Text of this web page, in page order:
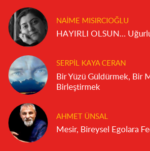
NAIME MISIRCIOĞLU
HAYIRLI
SERPIL KAYA CERAN
Bir Yüzü Güldürmek, Bir
Birleştirmek
AHMET ÜNSAL
Mesir, Bireysel Egolara